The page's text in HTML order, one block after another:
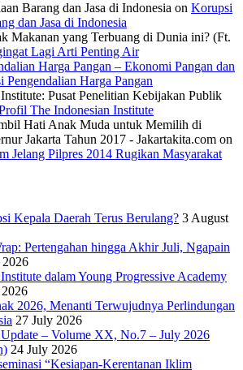
Barang dan Jasa di Indonesia on Korupsi
dan Jasa di Indonesia
Makanan yang Terbuang di Dunia ini? (Ft.
Lagi Arti Penting Air
Harga Pangan – Ekonomi Pangan dan
Pengendalian Harga Pangan
Pusat Penelitian Kebijakan Publik
The Indonesian Institute
Hati Anak Muda untuk Memilih di
Jakarta Tahun 2017 - Jakartakita.com on
Jelang Pilpres 2014 Rugikan Masyarakat
Kepala Daerah Terus Berulang? 3 August
Pertengahan hingga Akhir Juli, Ngapain
dalam Young Progressive Academy
2026, Menanti Terwujudnya Perlindungan
27 July 2026
– Volume XX, No.7 – July 2026
24 July 2026
“Kesiapan-Kerentanan Iklim